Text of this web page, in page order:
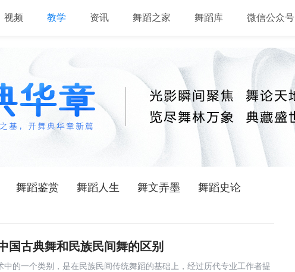
视频 教学 资讯 舞蹈之家 舞蹈库 微信公众号
舞蹈鉴赏 舞蹈人生 舞文弄墨
舞蹈史论
国古典舞和民族民间舞的区别
中的一个类别，是在民族民间传统舞蹈的基础上，经过历代专业工作者提